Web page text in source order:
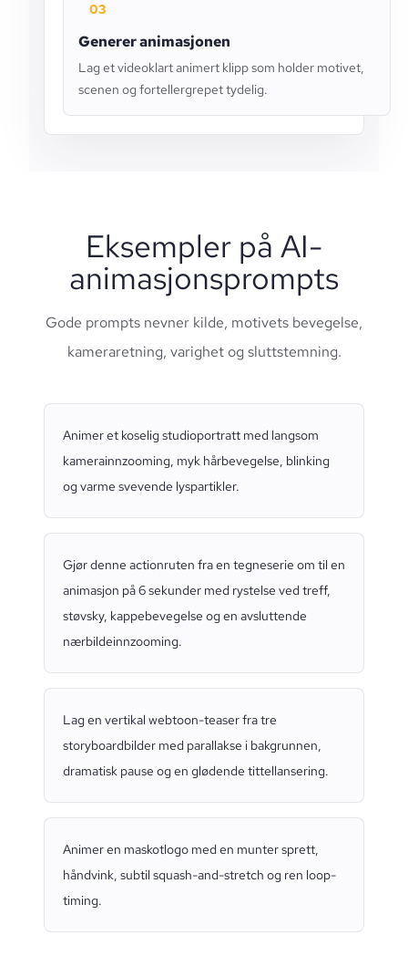
03
Generer animasjonen
Lag et videoklart animert klipp som holder motivet,
scenen og fortellergrepet tydelig.
Eksempler på AI-
animasjonsprompts
Gode prompts nevner kilde, motivets bevegelse,
kameraretning, varighet og sluttstemning.
Animer et koselig studioportratt med langsom
kamerainnzooming, myk hårbevegelse, blinking
og varme svevende lyspartikler.
Gjør denne actionruten fra en tegneserie om til en
animasjon på 6 sekunder med rystelse ved treff,
støvsky, kappebevegelse og en avsluttende
nærbildeinnzooming.
Lag en vertikal webtoon-teaser fra tre
storyboardbilder med parallakse i bakgrunnen,
dramatisk pause og en glødende tittellansering.
Animer en maskotlogo med en munter sprett,
håndvink, subtil squash-and-stretch og ren loop-
timing.